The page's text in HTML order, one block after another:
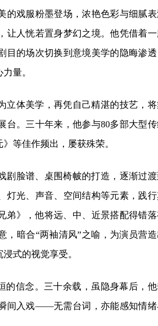
的戏服粉墨登场，浓艳色彩与细腻
让人恍若置身梦幻之境。他凭借着
的场次切换到意境美学的隐晦渗透
量。
立体美学，再凭自己精湛的技艺，
台。三十年来，他参与80多部大型
等佳作频出，屡获殊荣。
剧脸谱、桌围椅帔的打造，逐渐过渡
灯光、声音、空间结构等元素，践
弟》，他将远、中、近景搭配得错
，暗合“两袖清风”之喻，为演员营造
式的视觉享受。
的信念。三十余载，虽隐身幕后，
间入戏——无需台词，亦能感知情